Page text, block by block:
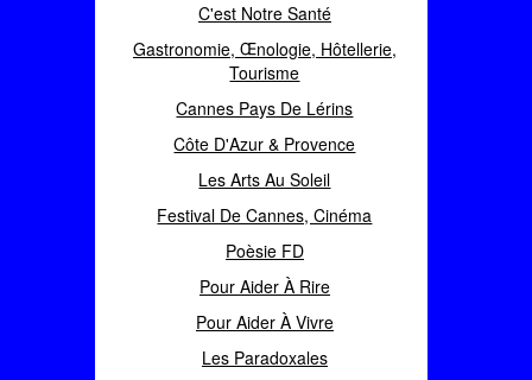
C'est Notre Santé
Gastronomie, Œnologie, Hôtellerie,
Tourisme
Cannes Pays De Lérins
Côte D'Azur & Provence
Les Arts Au Soleil
Festival De Cannes, Cinéma
Poèsie FD
Pour Aider À Rire
Pour Aider À Vivre
Les Paradoxales